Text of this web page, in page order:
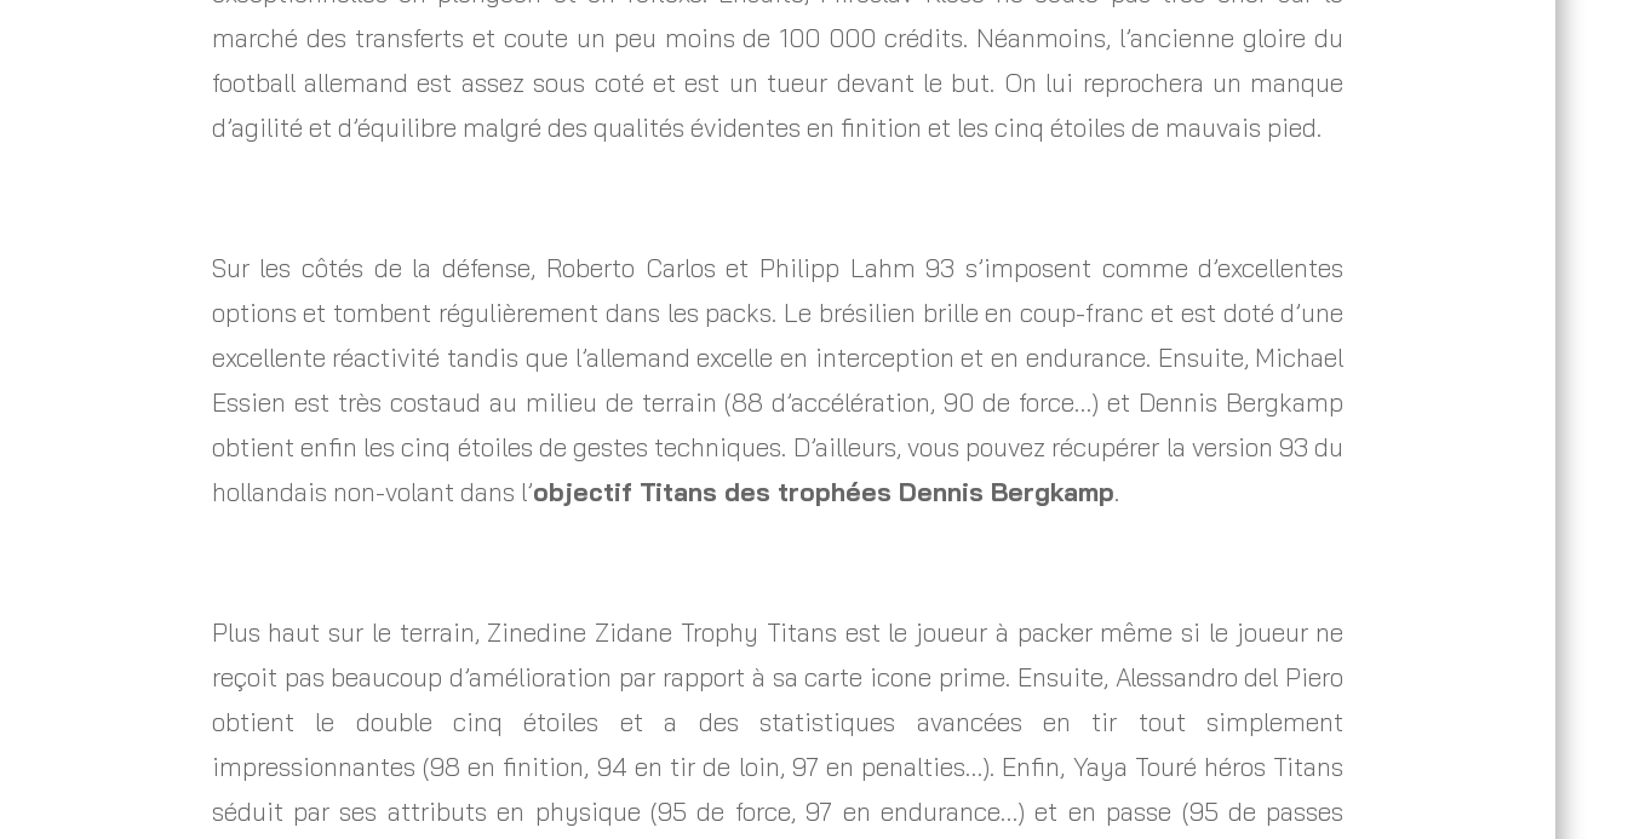
marché des transferts et coute un peu moins de 100 000 crédits. Néanmoins, l’ancienne gloire du
football allemand est assez sous coté et est un tueur devant le but. On lui reprochera un manque
d’agilité et d’équilibre malgré des qualités évidentes en finition et les cinq étoiles de mauvais pied.
Sur les côtés de la défense, Roberto Carlos et Philipp Lahm 93 s’imposent comme d’excellentes
options et tombent régulièrement dans les packs. Le brésilien brille en coup-franc et est doté d’une
excellente réactivité tandis que l’allemand excelle en interception et en endurance. Ensuite, Michael
Essien est très costaud au milieu de terrain (88 d’accélération, 90 de force…) et Dennis Bergkamp
obtient enfin les cinq étoiles de gestes techniques. D’ailleurs, vous pouvez récupérer la version 93 du
hollandais non-volant dans l’objectif Titans des trophées Dennis Bergkamp.
Plus haut sur le terrain, Zinedine Zidane Trophy Titans est le joueur à packer même si le joueur ne
reçoit pas beaucoup d’amélioration par rapport à sa carte icone prime. Ensuite, Alessandro del Piero
obtient le double cinq étoiles et a des statistiques avancées en tir tout simplement
impressionnantes (98 en finition, 94 en tir de loin, 97 en penalties…). Enfin, Yaya Touré héros Titans
séduit par ses attributs en physique (95 de force, 97 en endurance…) et en passe (95 de passes